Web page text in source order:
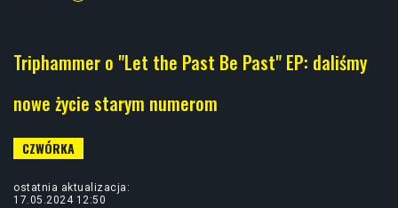
Triphammer o "Let the Past Be Past" EP: daliśmy
nowe życie starym numerom
ostatnia aktualizacja:
17.05.2024 12:50